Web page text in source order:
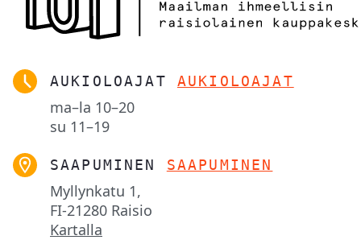
AUKIOLOAJAT AUKIOLOAJAT
ma–la 10–20
su 11–19
SAAPUMINEN SAAPUMINEN
Myllynkatu 1,
FI-21280 Raisio
Kartalla